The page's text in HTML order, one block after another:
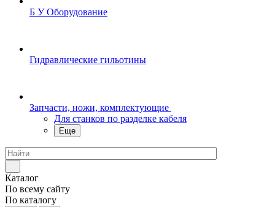
Б У Оборудование
Гидравлические гильотины
Запчасти, ножи, комплектующие
Для станков по разделке кабеля
Еще
Каталог
По всему сайту
По каталогу